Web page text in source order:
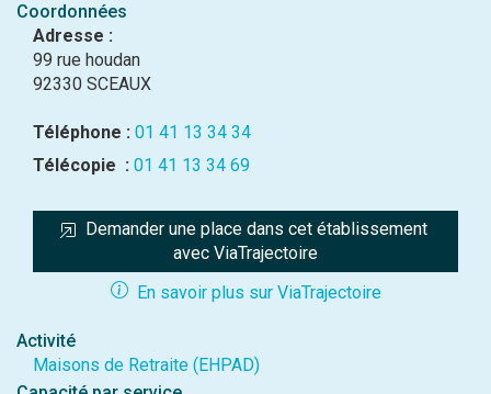
Coordonnées
Adresse :
99 rue houdan
92330 SCEAUX
Téléphone : 01 41 13 34 34
Télécopie : 01 41 13 34 69
Demander une place dans cet établissement
avec ViaTrajectoire
En savoir plus sur ViaTrajectoire
Activité
Maisons de Retraite (EHPAD)